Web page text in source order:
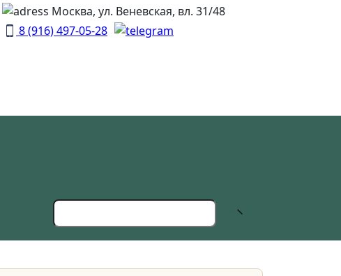
Москва, ул. Веневская, вл. 31/48
8 (916) 497-05-28